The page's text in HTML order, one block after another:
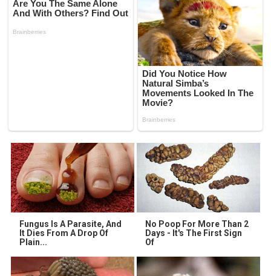
Fungus Is A Parasite, And
It Dies From A Drop Of
Plain...
No Poop For More Than 2
Days - It's The First Sign
Of